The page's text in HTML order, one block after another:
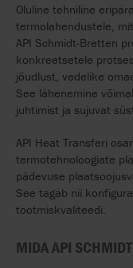
Oluline tehniline
termolahendustele,
API Schmidt-Bretten
konkreetsetele
jõudlust, vedelike
See lähenemine
juhtimist ja sujuvat
API Heat Transferi
termotehnoloogiate
pädevuse
See tagab nii
tootmiskvaliteedi.
MIDA API